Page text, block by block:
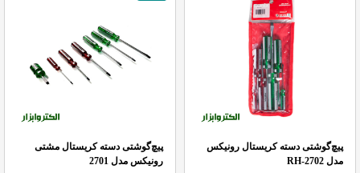
پیچ‌گوشتی دسته کریستال رونیکس
مدل RH-2702
پیچ‌گوشتی دسته کریستال مشتی
رونیکس مدل 2701